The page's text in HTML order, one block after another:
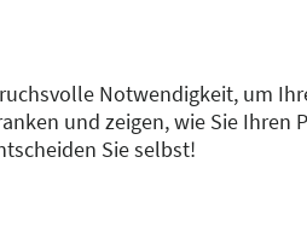
Notwendigkeit, um
und zeigen, wie Sie
Sie selbst!